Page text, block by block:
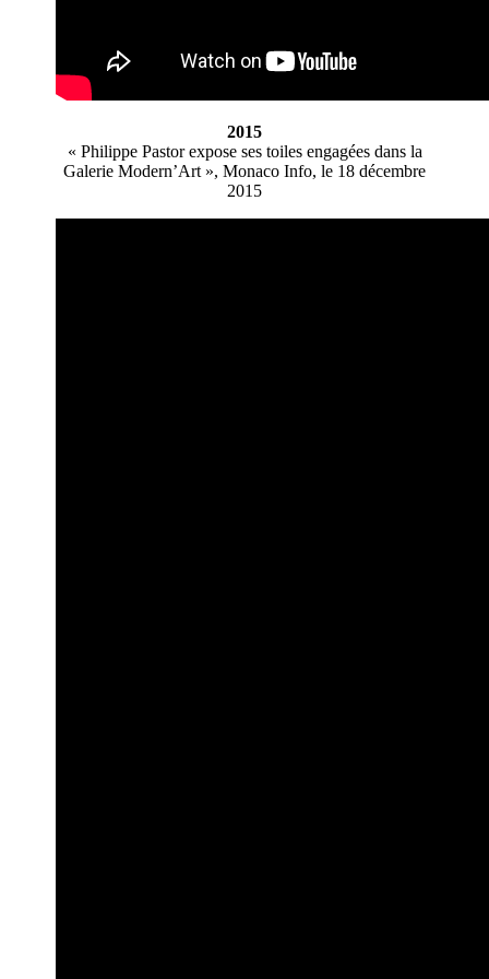
2015
« Philippe Pastor expose ses toiles engagées dans la
Galerie Modern’Art », Monaco Info, le 18 décembre
2015